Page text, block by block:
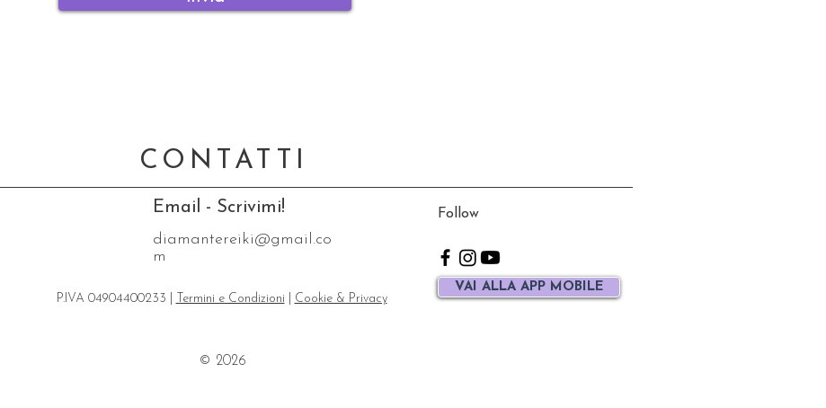
CONTATTI
Email - Scrivimi!
diamantereiki@gmail.co
m
Follow
P.IVA 04904400233 | Termini e Condizioni Cookie & Privacy
VAI ALLA APP MOBILE
© 2026